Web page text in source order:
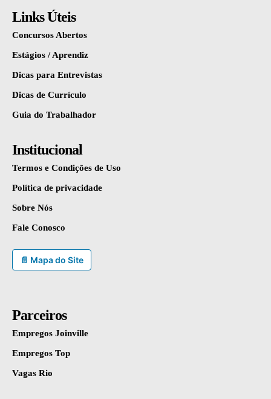
Links Úteis
Concursos Abertos
Estágios / Aprendiz
Dicas para Entrevistas
Dicas de Currículo
Guia do Trabalhador
Institucional
Termos e Condições de Uso
Política de privacidade
Sobre Nós
Fale Conosco
📄 Mapa do Site
Parceiros
Empregos Joinville
Empregos Top
Vagas Rio